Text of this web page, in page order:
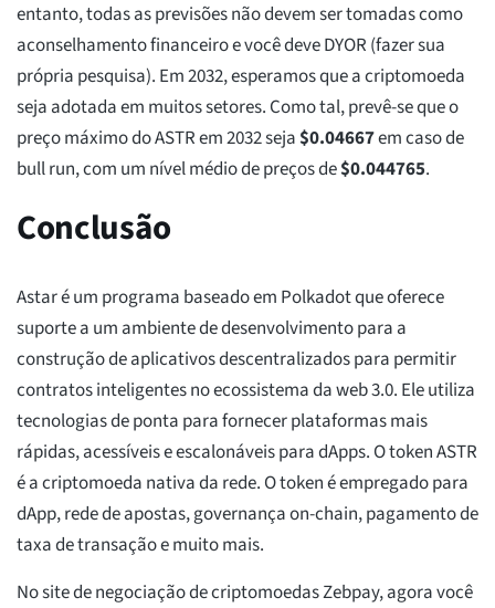
entanto, todas as previsões não devem ser tomadas como
aconselhamento financeiro e você deve DYOR (fazer sua
própria pesquisa). Em 2032, esperamos que a criptomoeda
seja adotada em muitos setores. Como tal, prevê-se que o
preço máximo do ASTR em 2032 seja$0.04667em caso de
bull run, com um nível médio de preços de$0.044765.
Conclusão
Astar é um programa baseado em Polkadot que oferece
suporte a um ambiente de desenvolvimento para a
construção de aplicativos descentralizados para permitir
contratos inteligentes no ecossistema da web 3.0. Ele utiliza
tecnologias de ponta para fornecer plataformas mais
rápidas, acessíveis e escalonáveis para dApps. O token ASTR
é a criptomoeda nativa da rede. O token é empregado para
dApp, rede de apostas, governança on-chain, pagamento de
taxa de transação e muito mais.
No site de negociação de criptomoedas Zebpay, agora você